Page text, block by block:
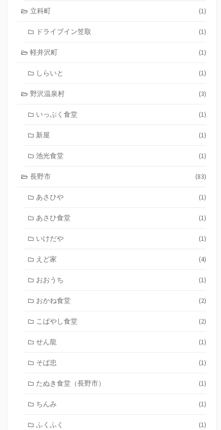
立科町 (1)
ドライブイン笠取 (1)
軽井沢町 (1)
しらいと (1)
野沢温泉村 (3)
いっぷく食堂 (1)
新屋 (1)
池光食堂 (1)
長野市 (83)
あさひや (1)
あさひ食堂 (1)
いけだや (1)
えど家 (4)
おおうち (1)
おかね食堂 (2)
こばやし食堂 (2)
せん龍 (1)
そば忠 (1)
たぬき食堂（長野市） (1)
ちんみ (1)
ふくふく (1)